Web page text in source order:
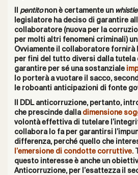
pentitonon è certamente un
legislatore ha deciso di garantire
collaboratore (nuova per la
per molti altri fenomeni criminali)
Ovviamente il collaboratore fornirà
per fini del tutto diversi dalla tutela
garantire per sé una sostanziale
lo porterà a vuotare il sacco,
le roboanti anticipazioni di fonte
Il DDL anticorruzione, pertanto,
che prescinde dalla dimensione
volontà effettiva di tutelare
collabora lo fa per garantirsi
differenza, perché quello che
l’emersione di condotte corruttive.
questo interesse è anche un
Anticorruzione, per l’esattezza il